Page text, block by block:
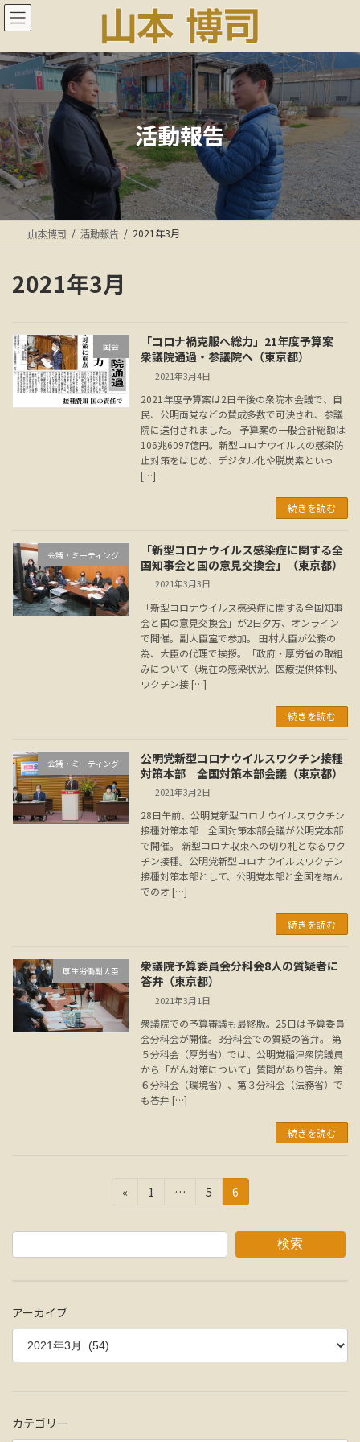
コ
ン
ン
ツ
へ
ス
キ
ッ
プ
ナ
ビ
ー
シ
ョ
ン
に
移
動
活動報告
山本博司 活動報告 2021年3月
2021年3月
国会
「コロナ禍克服へ総力」21年度予算案
衆議院通過・参議院へ（東京都）
2021年3月4日
2021年度予算案は2日午後の衆院本会議で、自
民、公明両党などの賛成多数で可決され、参議
院に送付されました。 予算案の一般会計総額は
106兆6097億円。新型コロナウイルスの感染防
止対策をはじめ、デジタル化や脱炭素といっ
[…]
続きを読む
会議・ミーティング
「新型コロナウイルス感染症に関する全
国知事会と国の意見交換会」（東京都）
2021年3月3日
「新型コロナウイルス感染症に関する全国知事
会と国の意見交換会」が2日夕方、オンライン
で開催。副大臣室で参加。 田村大臣が公務の
為、大臣の代理で挨拶。「政府・厚労省の取組
みについて（現在の感染状況、医療提供体制、
ワクチン接 […]
続きを読む
会議・ミーティング
公明党新型コロナウイルスワクチン接種
対策本部 全国対策本部会議（東京都）
2021年3月2日
28日午前、公明党新型コロナウイルスワクチン
接種対策本部 全国対策本部会議が公明党本部
で開催。 新型コロナ収束への切り札となるワク
チン接種。公明党新型コロナウイルスワクチン
接種対策本部として、公明党本部と全国を結ん
でのオ […]
続きを読む
厚生労働副大臣
衆議院予算委員会分科会8人の質疑者に
答弁（東京都）
2021年3月1日
衆議院での予算審議も最終版。25日は予算委員
会分科会が開催。3分科会での質疑の答弁。 第
５分科会（厚労省）では、公明党稲津衆院議員
から「がん対策について」質問があり答弁。第
６分科会（環境省）、第３分科会（法務省）で
も答弁 […]
続きを読む
ジ
送
«
固
ジ
1 …
固
ジ
5
固
定
ジ
6
検索
アーカイブ
カテゴリー